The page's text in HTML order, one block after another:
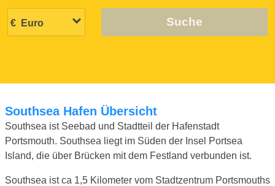
Suche
Southsea Hafen Übersicht
Southsea ist Seebad und Stadtteil der Hafenstadt
Portsmouth. Southsea liegt im Süden der Insel Portsea
Island, die über Brücken mit dem Festland verbunden ist.
Southsea ist ca 1,5 Kilometer vom Stadtzentrum Portsmouths